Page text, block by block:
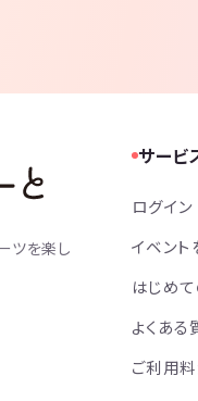
ツを楽し
サービ
ログイン
イベント
はじめ
よくある
ご利用